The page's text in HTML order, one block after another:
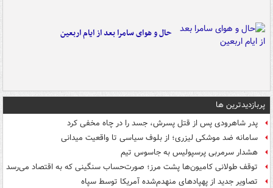
حال و هوای سامرا بعد از ایام اربعین
پربازدیدترین ها
پدر شاهرودی پس از قتل پسرش، جسد را در چاه مخفی کرد
سامانه ضد موشکی لیزری؛ از بلوف سیاسی تا واقعیت میدانی
هشدار سرمربی پرسپولیس به جاسوس تیم
توقف طولانی کامیون‌ها پشت مرز؛ صورت‌حساب سنگینی که به اقتصاد می‌رسد
تصاویر جدید از پهپادهای منهدم‌شده آمریکا توسط سپاه